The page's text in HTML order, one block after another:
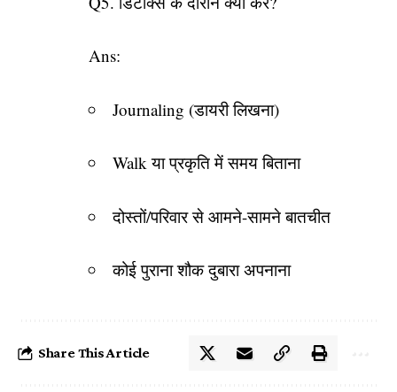
Ans:
Journaling (डायरी लिखना)
Walk या प्रकृति में समय बिताना
दोस्तों/परिवार से आमने-सामने बातचीत
कोई पुराना शौक दुबारा अपनाना
Share This Article